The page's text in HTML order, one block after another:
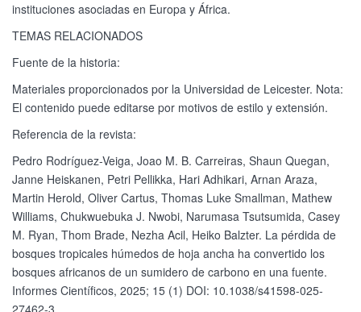
instituciones asociadas en Europa y África.
TEMAS RELACIONADOS
Fuente de la historia:
Materiales proporcionados por la Universidad de Leicester. Nota:
El contenido puede editarse por motivos de estilo y extensión.
Referencia de la revista:
Pedro Rodríguez-Veiga, Joao M. B. Carreiras, Shaun Quegan,
Janne Heiskanen, Petri Pellikka, Hari Adhikari, Arnan Araza,
Martin Herold, Oliver Cartus, Thomas Luke Smallman, Mathew
Williams, Chukwuebuka J. Nwobi, Narumasa Tsutsumida, Casey
M. Ryan, Thom Brade, Nezha Acil, Heiko Balzter. La pérdida de
bosques tropicales húmedos de hoja ancha ha convertido los
bosques africanos de un sumidero de carbono en una fuente.
Informes Científicos, 2025; 15 (1) DOI: 10.1038/s41598-025-
27462-3